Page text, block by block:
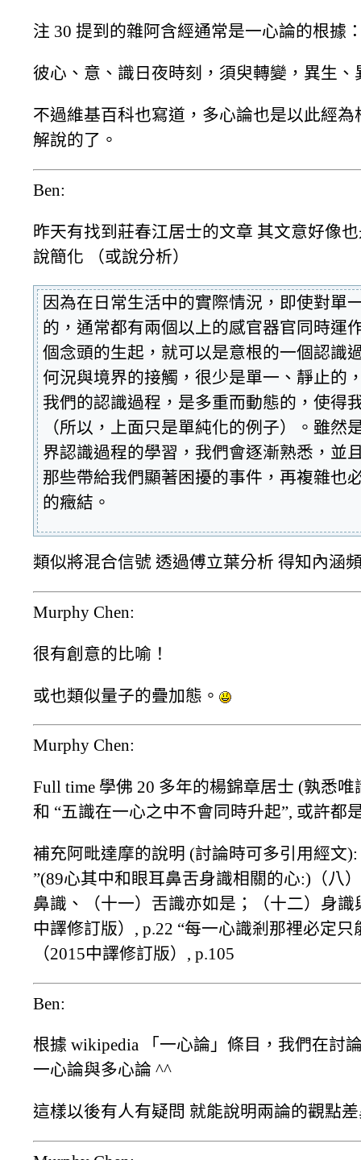
注 30 提到的雜阿含經通常是一心論的根據
彼心、意、識日夜時刻，須臾轉變，異生、
不過維基百科也寫道，多心論也是以此經
解說的了。
Ben:
昨天有找到莊春江居士的文章 其文意好像
說簡化 （或說分析）
因為在日常生活中的實際情況，即使對單
的，通常都有兩個以上的感官器官同時運
個念頭的生起，就可以是意根的一個認識
何況與境界的接觸，很少是單一、靜止的
我們的認識過程，是多重而動態的，使得
（所以，上面只是單純化的例子）。雖
界認識過程的學習，我們會逐漸熟悉，並
那些帶給我們顯著困擾的事件，再複雜也
的癥結。
類似將混合信號 透過傅立葉分析 得知內涵
Murphy Chen:
很有創意的比喻！
或也類似量子的疊加態。
Murphy Chen:
Full time 學佛 20 多年的楊錦章居士 (孰悉
和 “五識在一心之中不會同時升起”, 或許都
補充阿毗達摩的說明 (討論時可多引用經文):
”(89心其中和眼耳鼻舌身識相關的心:)（八
鼻識、（十一）舌識亦如是；（十二）身
中譯修訂版）, p.22 “每一心識剎那裡必定
（2015中譯修訂版）, p.105
Ben:
根據 wikipedia 「一心論」條目，我們在討
一心論與多心論 ^^
這樣以後有人有疑問 就能說明兩論的觀點